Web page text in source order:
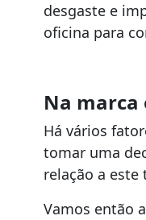
desgaste e
oficina para
Na marca
Há vários
tomar uma
relação a este
Vamos então